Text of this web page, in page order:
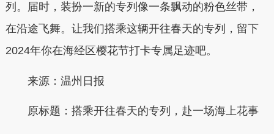
列。届时，装扮一新的专列像一条飘动的粉色丝带，
在沿途飞舞。让我们搭乘这辆开往春天的专列，留下
2024年你在海经区樱花节打卡专属足迹吧。
来源：温州日报
原标题：搭乘开往春天的专列，赴一场海上花事